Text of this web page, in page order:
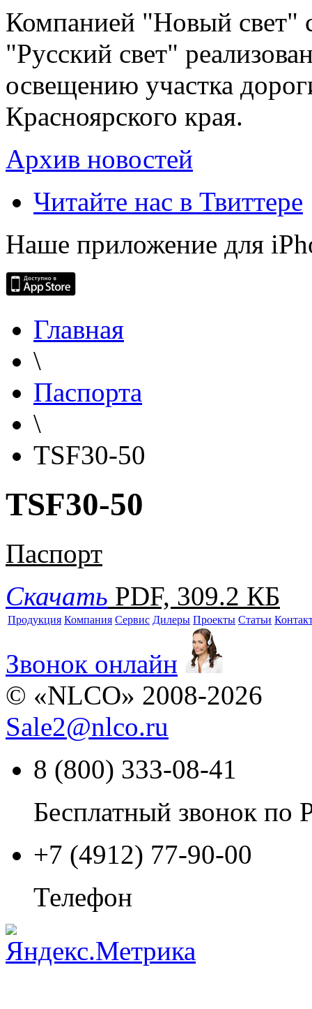
Компанией "Новый свет"
"Русский свет"
освещению участка
Красноярского края.
Архив новостей
Читайте нас в Твиттере
Наше приложение для
Главная
\
Паспорта
\
TSF30-50
TSF30-50
Паспорт
Скачать PDF, 309.2 КБ
Продукция Компания Сервис Дилеры Проекты Статьи
Звонок онлайн
© «NLCO» 2008-2026
Sale2@nlco.ru
8 (800) 333-08-41
Бесплатный звонок по
+7 (4912) 77-90-00
Телефон